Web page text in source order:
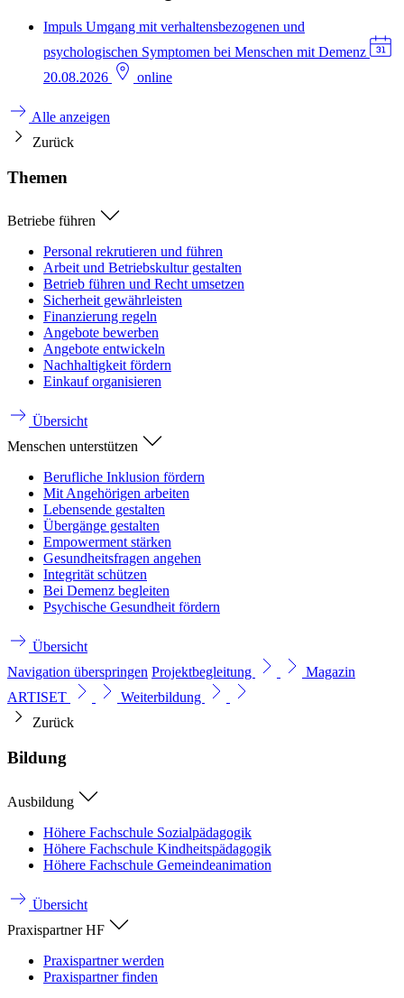
Impuls Umgang mit verhaltensbezogenen und
psychologischen Symptomen bei Menschen mit Demenz
20.08.2026
online
Alle anzeigen
Zurück
Themen
Betriebe führen
Personal rekrutieren und führen
Arbeit und Betriebskultur gestalten
Betrieb führen und Recht umsetzen
Sicherheit gewährleisten
Finanzierung regeln
Angebote bewerben
Angebote entwickeln
Nachhaltigkeit fördern
Einkauf organisieren
Übersicht
Menschen unterstützen
Berufliche Inklusion fördern
Mit Angehörigen arbeiten
Lebensende gestalten
Übergänge gestalten
Empowerment stärken
Gesundheitsfragen angehen
Integrität schützen
Bei Demenz begleiten
Psychische Gesundheit fördern
Übersicht
Navigation überspringen Projektbegleitung
Magazin
ARTISET
Weiterbildung
Zurück
Bildung
Ausbildung
Höhere Fachschule Sozialpädagogik
Höhere Fachschule Kindheitspädagogik
Höhere Fachschule Gemeindeanimation
Übersicht
Praxispartner HF
Praxispartner werden
Praxispartner finden